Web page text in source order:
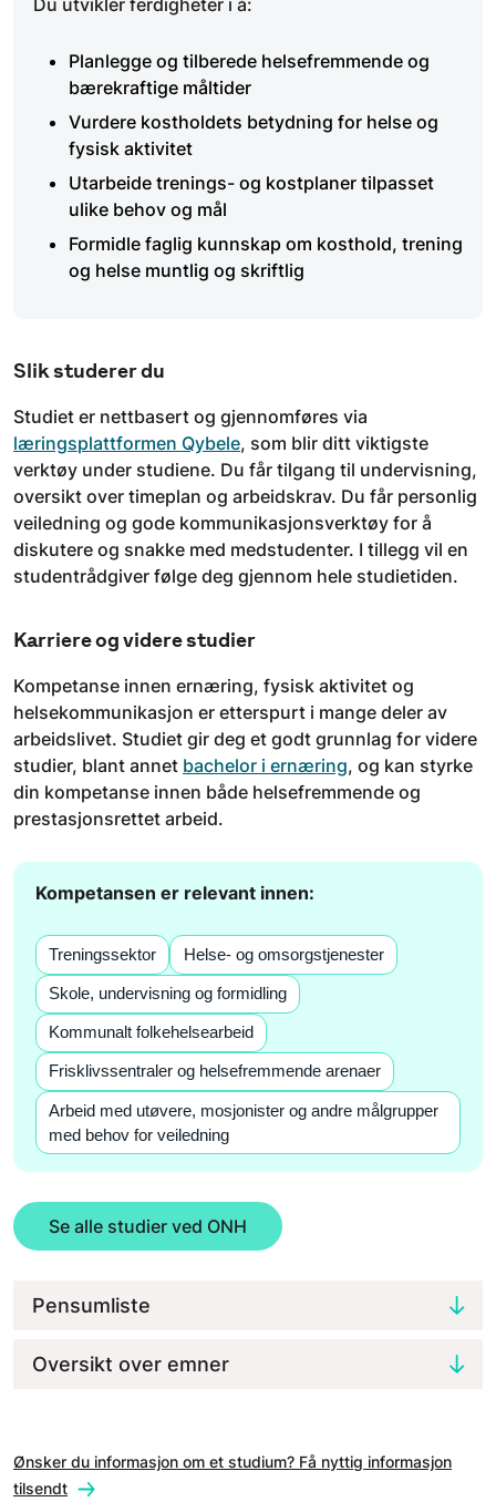
Du utvikler ferdigheter i å:
Planlegge og tilberede helsefremmende og
bærekraftige måltider
Vurdere kostholdets betydning for helse og
fysisk aktivitet
Utarbeide trenings- og kostplaner tilpasset
ulike behov og mål
Formidle faglig kunnskap om kosthold, trening
og helse muntlig og skriftlig
Slik studerer du
Studiet er nettbasert og gjennomføres via
læringsplattformen Qybele, som blir ditt viktigste
verktøy under studiene. Du får tilgang til undervisning,
oversikt over timeplan og arbeidskrav. Du får personlig
veiledning og gode kommunikasjonsverktøy for å
diskutere og snakke med medstudenter. I tillegg vil en
studentrådgiver følge deg gjennom hele studietiden.
Karriere og videre studier
Kompetanse innen ernæring, fysisk aktivitet og
helsekommunikasjon er etterspurt i mange deler av
arbeidslivet. Studiet gir deg et godt grunnlag for videre
studier, blant annet bachelor i ernæring, og kan styrke
din kompetanse innen både helsefremmende og
prestasjonsrettet arbeid.
Kompetansen er relevant innen:
Treningssektor Helse- og omsorgstjenester
Skole, undervisning og formidling
Kommunalt folkehelsearbeid
Frisklivssentraler og helsefremmende arenaer
Arbeid med utøvere, mosjonister og andre målgrupper
med behov for veiledning
Se alle studier ved ONH
Pensumliste
Oversikt over emner
Ønsker du informasjon om et studium? Få nyttig informasjon
tilsendt